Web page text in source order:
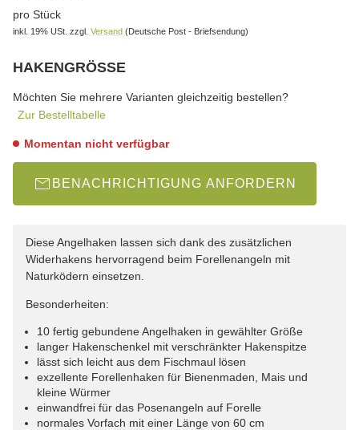
pro Stück
inkl. 19% USt. zzgl. Versand (Deutsche Post - Briefsendung)
HAKENGRÖSSE
Möchten Sie mehrere Varianten gleichzeitig bestellen?
Zur Bestelltabelle
Momentan nicht verfügbar
BENACHRICHTIGUNG ANFORDERN
Diese Angelhaken lassen sich dank des zusätzlichen
Widerhakens hervorragend beim Forellenangeln mit
Naturködern einsetzen.
Besonderheiten:
10 fertig gebundene Angelhaken in gewählter Größe
langer Hakenschenkel mit verschränkter Hakenspitze
lässt sich leicht aus dem Fischmaul lösen
exzellente Forellenhaken für Bienenmaden, Mais und
kleine Würmer
einwandfrei für das Posenangeln auf Forelle
normales Vorfach mit einer Länge von 60 cm